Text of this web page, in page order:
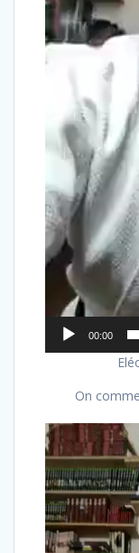
00:00
On
Lecteur
vidéo